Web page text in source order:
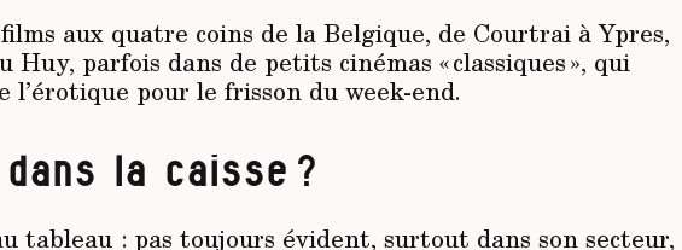
aux quatre coins de la Belgique, de Courtrai à Ypres,
Huy, parfois dans de petits cinémas « classiques », qui
l’érotique pour le frisson du week-end.
dans la caisse ?
tableau : pas toujours évident, surtout dans son secteur,